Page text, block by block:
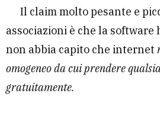
Il claim molto pesante e
associazioni è che la software
non abbia capito che internet
omogeneo da cui prendere
gratuitamente.